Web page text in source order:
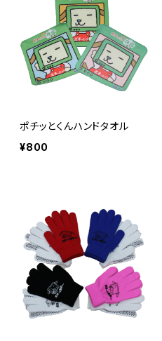
ポチッとくんハンドタオル
¥800